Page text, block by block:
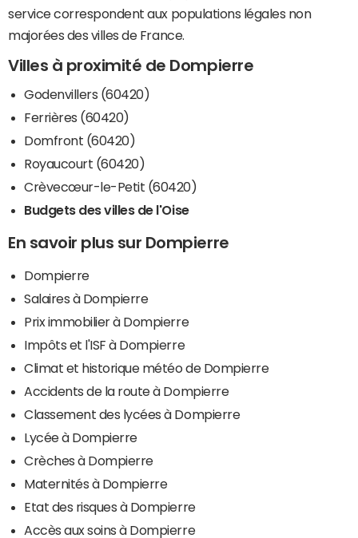
service correspondent aux populations légales non
majorées des villes de France.
Villes à proximité de Dompierre
Godenvillers (60420)
Ferrières (60420)
Domfront (60420)
Royaucourt (60420)
Crèvecœur-le-Petit (60420)
Budgets des villes de l'Oise
En savoir plus sur Dompierre
Dompierre
Salaires à Dompierre
Prix immobilier à Dompierre
Impôts et l'ISF à Dompierre
Climat et historique météo de Dompierre
Accidents de la route à Dompierre
Classement des lycées à Dompierre
Lycée à Dompierre
Crèches à Dompierre
Maternités à Dompierre
Etat des risques à Dompierre
Accès aux soins à Dompierre